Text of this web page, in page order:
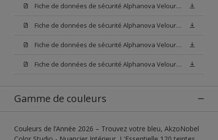
Fiche de données de sécurité Alphanova Velours Base W05
Fiche de données de sécurité Alphanova Velours Base M15
Fiche de données de sécurité Alphanova Velours Base N00
Fiche de données de sécurité Alphanova Velours Blanc
Gamme de couleurs
Couleurs de l’Année 2026 – Trouvez votre bleu, AkzoNobel